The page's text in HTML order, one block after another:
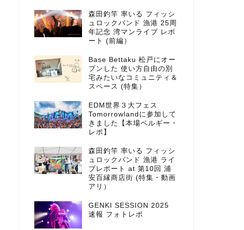
森田釣竿 率いる フィッシ
ュロックバンド 漁港 25周
年記念 湾マンライブ レポ
ート (前編）
Base Bettaku 松戸にオー
プンした 使い方自由の別
宅みたいなコミュニティ＆
スペース (特集）
EDM世界３大フェス
Tomorrowlandに参加して
きました【本場ベルギー・
レポ】
森田釣竿 率いる フィッシ
ュロックバンド 漁港 ライ
ブレポート at 第10回 浦
安百縁商店街 (特集・動画
アリ）
GENKI SESSION 2025
速報 フォトレポ